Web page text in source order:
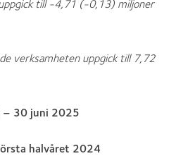
till -4,71 (-0,13) miljoner
verksamheten uppgick till 7,72
– 30 juni 2025
halvåret 2024